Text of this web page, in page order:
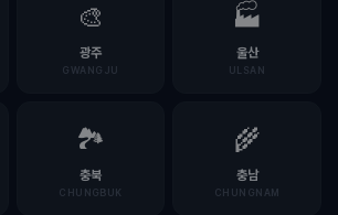
🎨
광주
GWANGJU
🏭
울산
ULSAN
🏞️
충북
CHUNGBUK
🌾
충남
CHUNGNAM